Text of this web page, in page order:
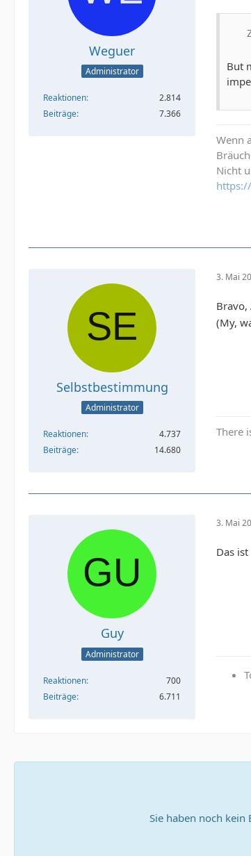
Weguer
Administrator
Reaktionen
2.814
Beiträge
7.366
But
Wenn
Nicht
Selbstbestimmung
Administrator
Reaktionen
4.737
Beiträge
14.680
3. Mai
Bravo,
(My,
There
Guy
Administrator
Reaktionen
700
Beiträge
6.711
3. Mai
Das
Sie haben noch kein